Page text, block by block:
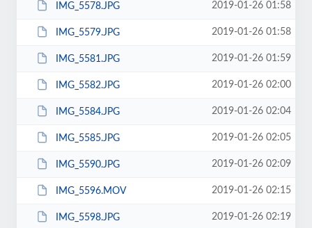
IMG_5578.JPG 2019-01-26 01:58
IMG_5579.JPG 2019-01-26 01:58
IMG_5581.JPG 2019-01-26 01:59
IMG_5582.JPG 2019-01-26 02:00
IMG_5584.JPG 2019-01-26 02:04
IMG_5585.JPG 2019-01-26 02:05
IMG_5590.JPG 2019-01-26 02:09
IMG_5596.MOV 2019-01-26 02:15
IMG_5598.JPG 2019-01-26 02:19